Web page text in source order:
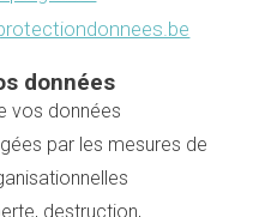
données
vos données
par les mesures de
destruction,